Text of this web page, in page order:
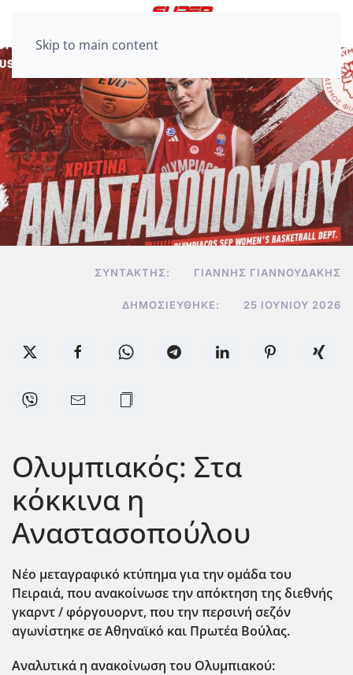
Skip to main content
ΣΥΝΤΆΚΤΗΣ: ΓΙΆΝΝΗΣ ΓΙΑΝΝΟΥΔΆΚΗΣ
ΔΗΜΟΣΙΕΎΘΗΚΕ: 25 ΙΟΥΝΊΟΥ 2026
Ολυμπιακός: Στα
κόκκινα η
Αναστασοπούλου
Νέο μεταγραφικό κτύπημα για την ομάδα του
Πειραιά, που ανακοίνωσε την απόκτηση της διεθνής
γκαρντ / φόργουορντ, που την περσινή σεζόν
αγωνίστηκε σε Αθηναϊκό και Πρωτέα Βούλας.
Αναλυτικά η ανακοίνωση του Ολυμπιακού: